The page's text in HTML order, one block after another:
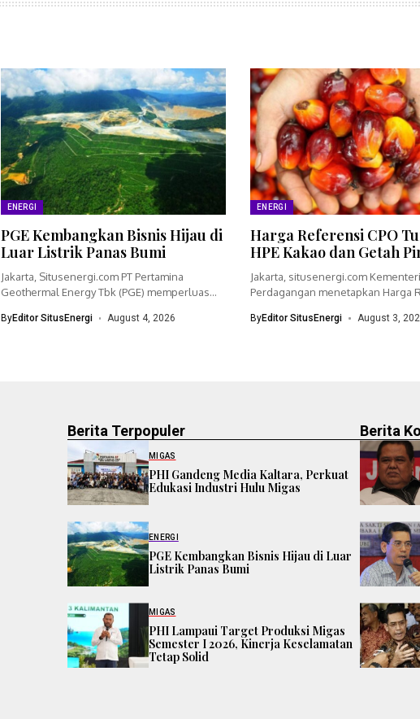
ENERGI
PGE Kembangkan Bisnis Hijau di
Luar Listrik Panas Bumi
Jakarta, Situsenergi.com PT Pertamina
Geothermal Energy Tbk (PGE) memperluas
ByEditor SitusEnergi August 4, 2026
ENERGI
Harga Referensi CPO
HPE Kakao dan Getah
Jakarta, situsenergi.com
Perdagangan menetapkan Harga
ByEditor SitusEnergi August 3,
Berita Terpopuler
MIGAS
PHI Gandeng Media Kaltara, Perkuat
Edukasi Industri Hulu Migas
ENERGI
PGE Kembangkan Bisnis Hijau di Luar
Listrik Panas Bumi
MIGAS
PHI Lampaui Target Produksi Migas
Semester I 2026, Kinerja Keselamatan
Tetap Solid
Berita